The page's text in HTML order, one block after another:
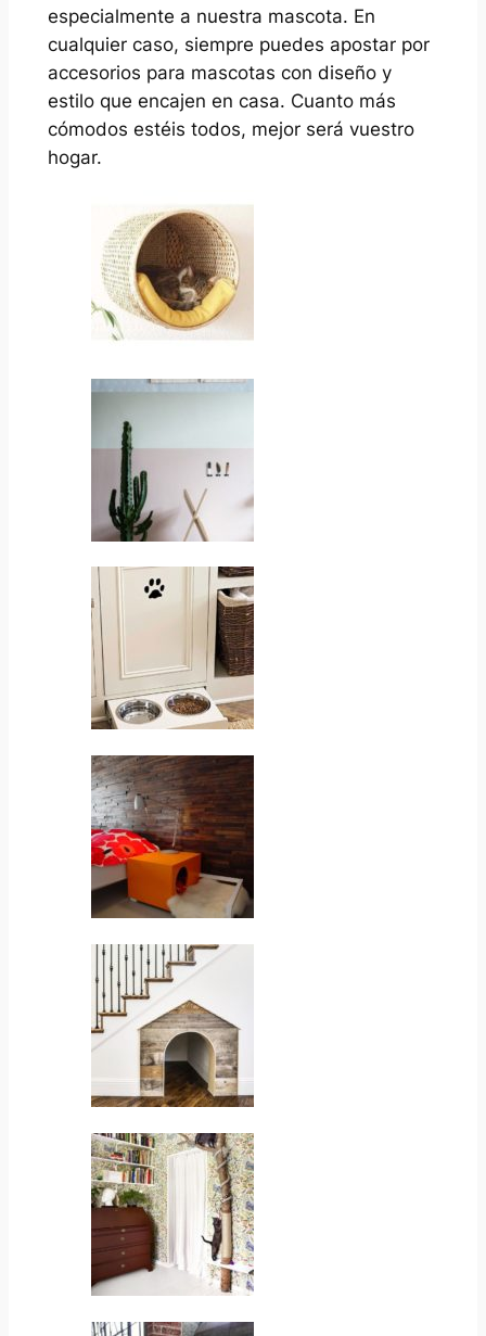
especialmente a nuestra mascota. En
cualquier caso, siempre puedes apostar por
accesorios para mascotas con diseño y
estilo que encajen en casa. Cuanto más
cómodos estéis todos, mejor será vuestro
hogar.